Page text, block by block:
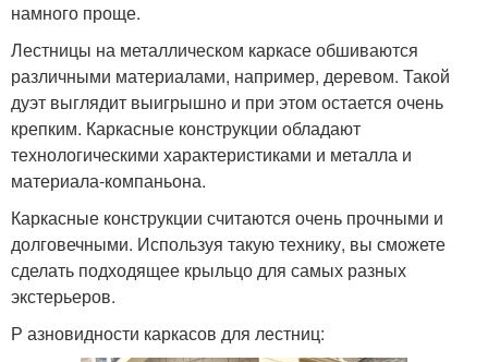
намного проще.
Лестницы на металлическом каркасе обшиваются
различными материалами, например, деревом. Такой
дуэт выглядит выигрышно и при этом остается очень
крепким. Каркасные конструкции обладают
технологическими характеристиками и металла и
материала-компаньона.
Каркасные конструкции считаются очень прочными и
долговечными. Используя такую технику, вы сможете
сделать подходящее крыльцо для самых разных
экстерьеров.
Р азновидности каркасов для лестниц: